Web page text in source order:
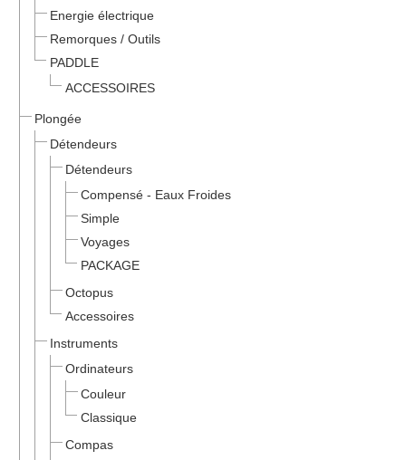
Energie électrique
Remorques / Outils
PADDLE
ACCESSOIRES
Plongée
Détendeurs
Détendeurs
Compensé - Eaux Froides
Simple
Voyages
PACKAGE
Octopus
Accessoires
Instruments
Ordinateurs
Couleur
Classique
Compas